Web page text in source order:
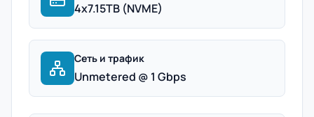
4x7.15TB (NVME)
Сеть и трафик
Unmetered @ 1 Gbps